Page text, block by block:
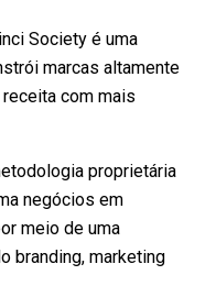
Society é uma
marcas altamente
com mais
proprietária
negócios em
meio de uma
branding, marketing